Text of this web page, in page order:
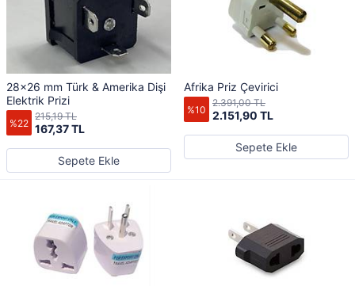
28x26 mm Türk & Amerika Dişi
Elektrik Prizi
%22 167,37 TL
215,19 TL
Sepete Ekle
Afrika Priz Çevirici
%10 2.151,90 TL
2.391,00 TL
Sepete Ekle